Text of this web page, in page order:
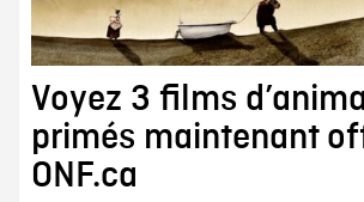
Voyez 3 films
primés maintenant
ONF.ca